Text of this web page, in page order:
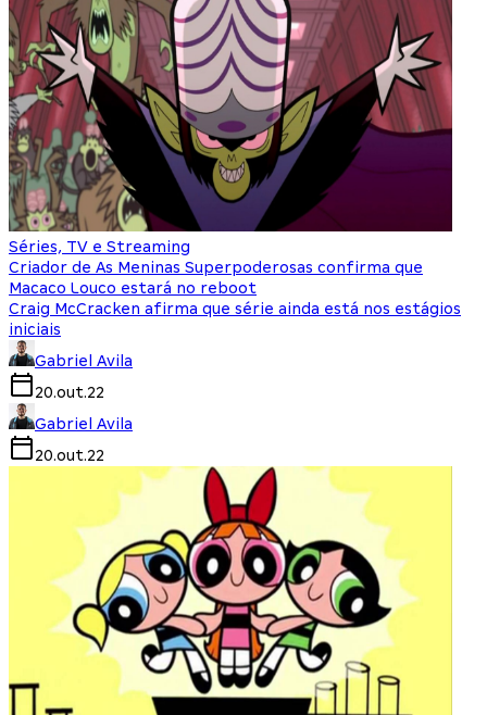
Séries, TV e Streaming
Criador de As Meninas Superpoderosas confirma que
Macaco Louco estará no reboot
Craig McCracken afirma que série ainda está nos estágios
iniciais
Gabriel Avila
20.out.22
Gabriel Avila
20.out.22